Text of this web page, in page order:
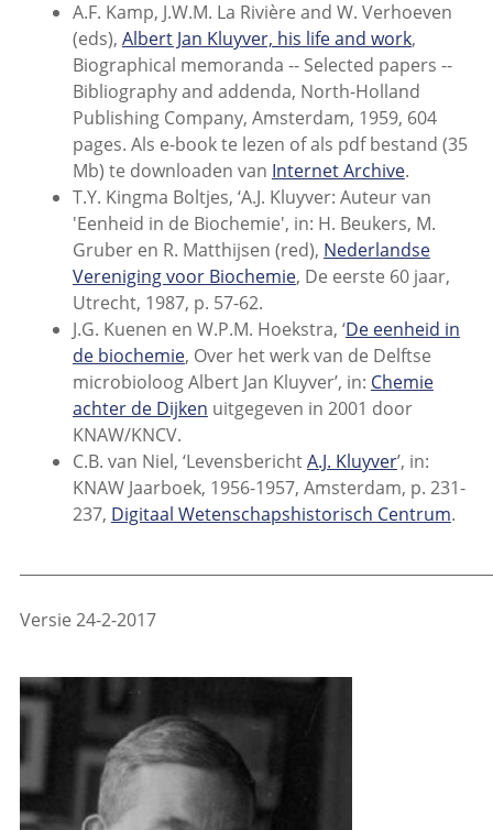
A.F. Kamp, J.W.M. La Rivière and W. Verhoeven
(eds), Albert Jan Kluyver, his life and work,
Biographical memoranda -- Selected papers --
Bibliography and addenda, North-Holland
Publishing Company, Amsterdam, 1959, 604
pages. Als e-book te lezen of als pdf bestand (35
Mb) te downloaden van Internet Archive.
T.Y. Kingma Boltjes, ‘A.J. Kluyver: Auteur van
'Eenheid in de Biochemie', in: H. Beukers, M.
Gruber en R. Matthijsen (red), Nederlandse
Vereniging voor Biochemie, De eerste 60 jaar,
Utrecht, 1987, p. 57-62.
J.G. Kuenen en W.P.M. Hoekstra, ‘De eenheid in
de biochemie, Over het werk van de Delftse
microbioloog Albert Jan Kluyver’, in: Chemie
achter de Dijken uitgegeven in 2001 door
KNAW/KNCV.
C.B. van Niel, ‘LevensberichtA.J. Kluyver’, in:
KNAW Jaarboek, 1956-1957, Amsterdam, p. 231-
237, Digitaal Wetenschapshistorisch Centrum.
Versie 24-2-2017